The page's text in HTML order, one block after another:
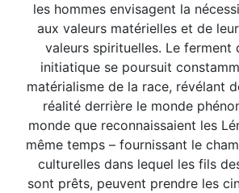
les hommes envisagent la
aux valeurs matérielles et de
valeurs spirituelles. Le ferment
initiatique se poursuit
matérialisme de la race, révélant
réalité derrière le monde
monde que reconnaissaient les
même temps – fournissant le
culturelles dans lequel les fils
sont prêts, peuvent prendre les